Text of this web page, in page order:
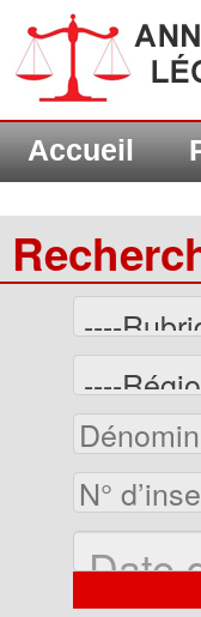
Accueil